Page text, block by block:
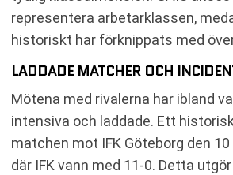
representera arbetarklassen,
historiskt har förknippats med
LADDADE MATCHER OCH
Mötena med rivalerna har ibland
intensiva och laddade. Ett
matchen mot IFK Göteborg den
där IFK vann med 11-0. Detta